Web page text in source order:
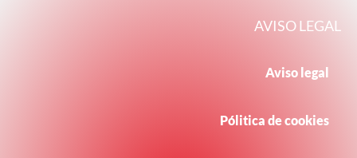
AVISO LEGAL
Aviso legal
Pólitica de cookies